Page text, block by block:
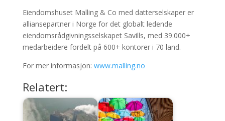
Eiendomshuset Malling & Co med datterselskaper er
alliansepartner i Norge for det globalt ledende
eiendomsrådgivningsselskapet Savills, med 39.000+
medarbeidere fordelt på 600+ kontorer i 70 land.
For mer informasjon: www.malling.no
Relatert: